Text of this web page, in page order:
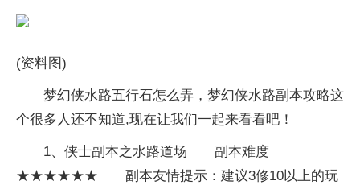
(资料图)
梦幻侠水路五行石怎么弄，梦幻侠水路副本攻略这
个很多人还不知道,现在让我们一起来看看吧！
1、侠士副本之水路道场 副本难度
★★★★★★ 副本友情提示：建议3修10以上的玩